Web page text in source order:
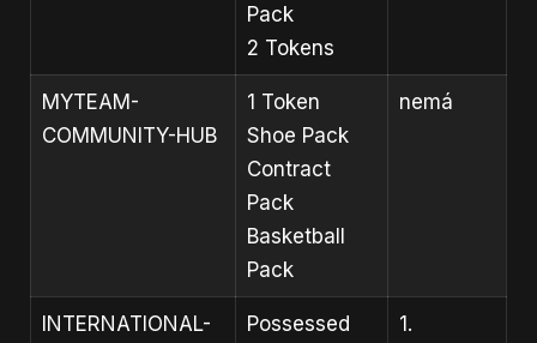
Pack
2 Tokens
MYTEAM-
COMMUNITY-HUB
1 Token
Shoe Pack
Contract
Pack
Basketball
Pack
nemá
INTERNATIONAL-
Possessed
1.